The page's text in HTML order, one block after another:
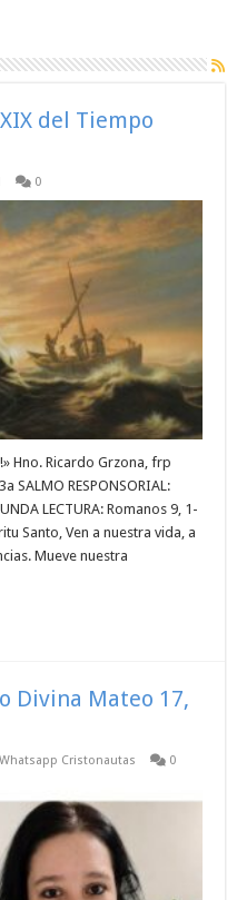
del Tiempo
0
Hno. Ricardo Grzona, frp
SALMO RESPONSORIAL:
LECTURA: Romanos 9, 1-
Santo, Ven a nuestra vida, a
Mueve nuestra
Divina Mateo 17,
Cristonautas 0